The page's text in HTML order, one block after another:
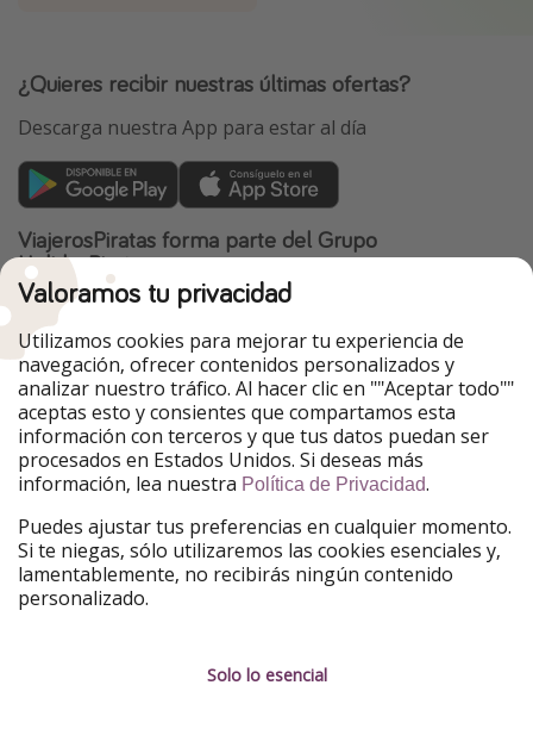
¿Quieres recibir nuestras últimas ofertas?
Descarga nuestra App para estar al día
ViajerosPiratas forma parte del Grupo
HolidayPirates
Nuestros mercados
PiratinViaggio
HolidayPirates
VakantiePiraten
WakacyjniPiraci
VoyagesPirates
Ferienpiraten
Urlaubspiraten
Urlaubspiraten
TravelPirates
Nuestro grupo
HolidayPirates Group
Conócenos mejor
Sobre ViajerosPiratas
Información legal
Valoramos tu privacidad
Utilizamos cookies para mejorar tu experiencia de
navegación, ofrecer contenidos personalizados y
analizar nuestro tráfico. Al hacer clic en ""Aceptar todo""
aceptas esto y consientes que compartamos esta
información con terceros y que tus datos puedan ser
procesados en Estados Unidos. Si deseas más
información, lea nuestra Política de Privacidad.
Puedes ajustar tus preferencias en cualquier momento.
Si te niegas, sólo utilizaremos las cookies esenciales y,
lamentablemente, no recibirás ningún contenido
personalizado.
Solo lo esencial